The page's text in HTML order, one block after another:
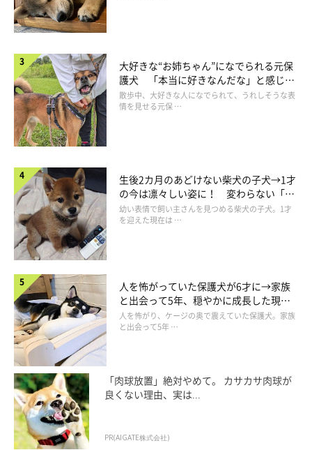
お出かけを楽しむみくちゃん。
飼い主さんに心を開き、やんちゃな一面も見せてくれるようにな
ったという、みくちゃん。
一度だけイタズラをしたことがあるそうですが、飼い主さんはそ
のときに「みくが自分のやりたいことを何も気にせずにできたん
だ」と嬉しく思い、思わず抱っこして褒めてあげたといいます。
飼い主さん：
大好きな“お姉ちゃん”になでられる元保
護犬 「本当に好きなんだな」と感じる
表情にほっこり
散歩中、大好きな人になでられて、うれしそうな表
情を見せる元保 …
生後2カ月のあどけない柴犬の子犬→1才
の今は凛々しい姿に！ 変わらない「く
りくりおめめ」にもほっこり
幼い表情で飼い主さんを見つめる柴犬の子犬。1才
を迎えた現在は …
人を怖がっていた保護犬が6才に→家族
と出会って5年、穏やかに成長した現在
の姿にグッとくる
人を怖がり、ケージの奥で震えていた保護犬。家族
と出会って5年 …
「肉球放置」絶対やめて。 カサカサ肉球が
良くない理由、実は...
PR(AIGATE株式会社)